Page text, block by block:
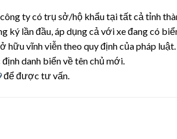
công ty có trụ sở/hộ khẩu tại tất cả tỉnh
ký lần đầu, áp dụng cả với xe đang có
hữu vĩnh viễn theo quy định của pháp luật.
danh biển về tên chủ mới.
để được tư vấn.